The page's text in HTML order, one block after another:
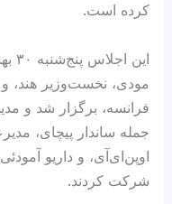
کرده است.
مودی، نخست‌وزیر هند،
فرانسه، برگزار شد و
جمله ساندار پیچای،
اوپن‌ای‌آی، و داریو
شرکت کردند.